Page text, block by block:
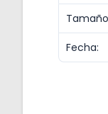
Fecha: